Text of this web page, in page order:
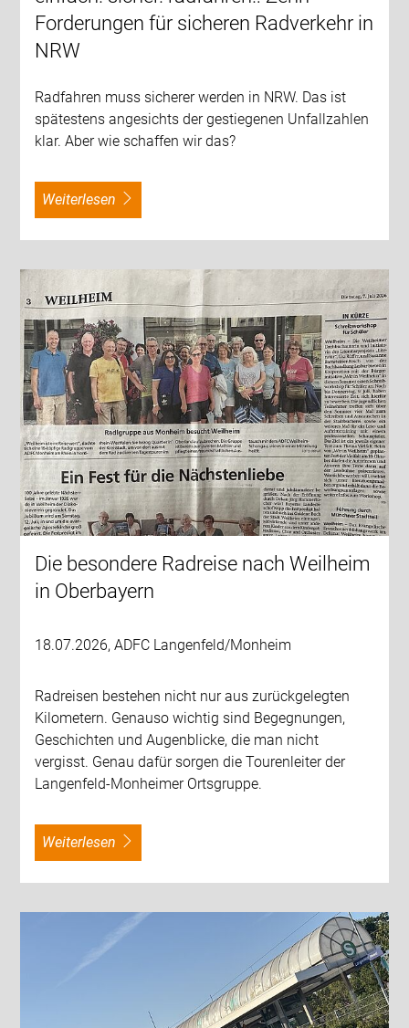
Forderungen für sicheren Radverkehr in
NRW
Radfahren muss sicherer werden in NRW. Das ist
spätestens angesichts der gestiegenen Unfallzahlen
klar. Aber wie schaffen wir das?
weiterlesen
Die besondere Radreise nach Weilheim
in Oberbayern
18.07.2026, ADFC Langenfeld/Monheim
Radreisen bestehen nicht nur aus zurückgelegten
Kilometern. Genauso wichtig sind Begegnungen,
Geschichten und Augenblicke, die man nicht
vergisst. Genau dafür sorgen die Tourenleiter der
Langenfeld-Monheimer Ortsgruppe.
weiterlesen